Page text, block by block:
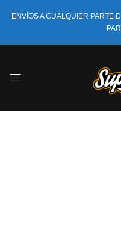
ENVÍOS A CUALQUIER PARTE